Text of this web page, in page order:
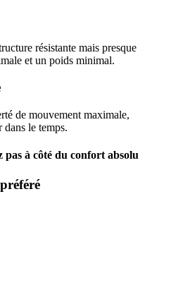
résistante mais presque
et un poids minimal.
de mouvement maximale,
dans le temps.
pas à côté du confort absolu